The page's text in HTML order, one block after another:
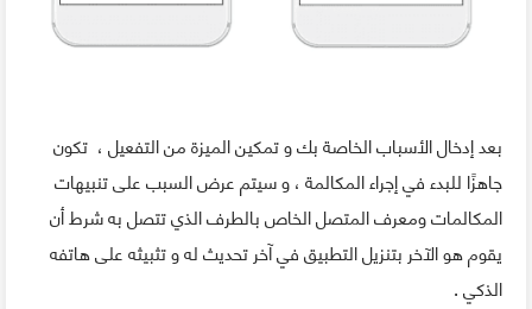
بعد إدخال الأسباب الخاصة بك و تمكين الميزة من التفعيل ، تكون
جاهزًا للبدء في إجراء المكالمة ، و سيتم عرض السبب على تنبيهات
المكالمات ومعرف المتصل الخاص بالطرف الذي تتصل به شرط أن
يقوم هو الآخر بتنزيل التطبيق في آخر تحديث له و تثبيثه على هاتفه
الذكي .